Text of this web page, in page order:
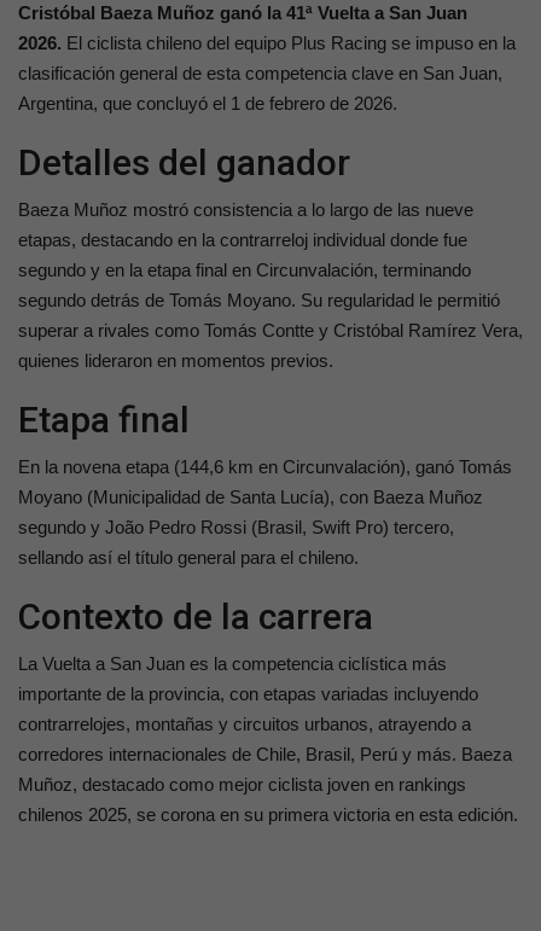
Cristóbal Baeza Muñoz ganó la 41ª Vuelta a San Juan
2026. El ciclista chileno del equipo Plus Racing se impuso en la
clasificación general de esta competencia clave en San Juan,
Argentina, que concluyó el 1 de febrero de 2026.
Detalles del ganador
Baeza Muñoz mostró consistencia a lo largo de las nueve
etapas, destacando en la contrarreloj individual donde fue
segundo y en la etapa final en Circunvalación, terminando
segundo detrás de Tomás Moyano. Su regularidad le permitió
superar a rivales como Tomás Contte y Cristóbal Ramírez Vera,
quienes lideraron en momentos previos.
Etapa final
En la novena etapa (144,6 km en Circunvalación), ganó Tomás
Moyano (Municipalidad de Santa Lucía), con Baeza Muñoz
segundo y João Pedro Rossi (Brasil, Swift Pro) tercero,
sellando así el título general para el chileno.
Contexto de la carrera
La Vuelta a San Juan es la competencia ciclística más
importante de la provincia, con etapas variadas incluyendo
contrarrelojes, montañas y circuitos urbanos, atrayendo a
corredores internacionales de Chile, Brasil, Perú y más. Baeza
Muñoz, destacado como mejor ciclista joven en rankings
chilenos 2025, se corona en su primera victoria en esta edición.